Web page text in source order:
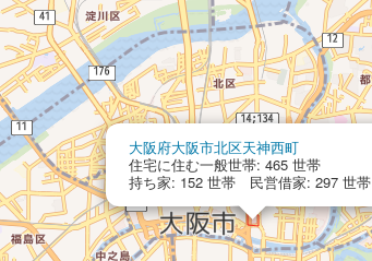
大阪府大阪市北区天神西町
住宅に住む一般世帯: 465 世帯
持ち家: 152 世帯 民営借家: 297 世帯